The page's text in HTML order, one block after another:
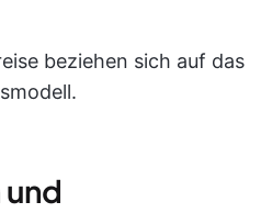
beziehen sich auf das